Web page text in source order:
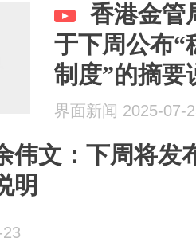
香港金管
于下周公布“
制度”的摘要
界面新闻 2025-07-
伟文：下周将发
明